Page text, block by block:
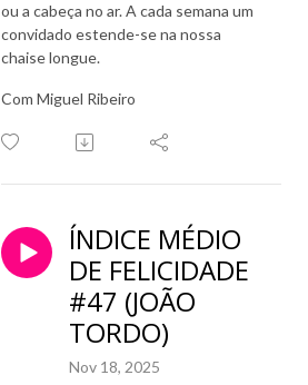
ou a cabeça no ar. A cada semana um
convidado estende-se na nossa
chaise longue.
Com Miguel Ribeiro
ÍNDICE MÉDIO
DE FELICIDADE
#47 (JOÃO
TORDO)
Nov 18, 2025